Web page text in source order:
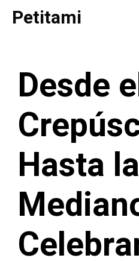
SaltarPetitami
Desde
Hasta la